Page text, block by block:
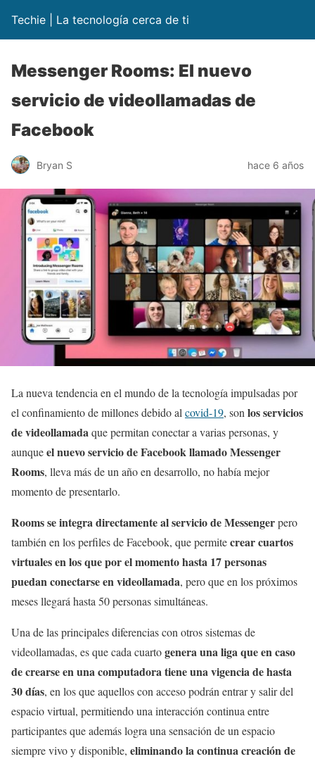
Techie | La tecnología cerca de ti
Messenger Rooms: El nuevo
servicio de videollamadas de
Facebook
Bryan S hace 6 años
La nueva tendencia en el mundo de la tecnología impulsadas por
el confinamiento de millones debido al covid-19, son los servicios
de videollamadaque permitan conectar a varias personas, y
aunqueel nuevo servicio de Facebook llamado Messenger
Rooms, lleva más de un año en desarrollo, no había mejor
momento de presentarlo.
Rooms se integra directamente al servicio de Messengerpero
también en los perfiles de Facebook, que permitecrear cuartos
virtuales en los que por el momento hasta 17 personas
puedan conectarse en videollamada, pero que en los próximos
meses llegará hasta 50 personas simultáneas.
Una de las principales diferencias con otros sistemas de
videollamadas, es que cada cuartogenera una liga que en caso
de crearse en una computadora tiene una vigencia de hasta
30 días, en los que aquellos con acceso podrán entrar y salir del
espacio virtual, permitiendo una interacción continua entre
participantes que además logra una sensación de un espacio
siempre vivo y disponible, eliminando la continua creación de